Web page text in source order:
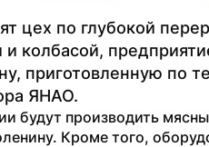
цех по глубокой
и колбасой,
приготовленную по
ЯНАО.
будут производить
Кроме того,